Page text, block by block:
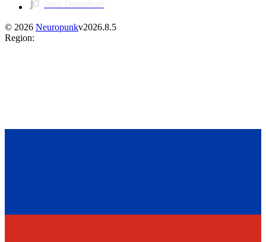
© 2026 Neuropunkv2026.8.5
Region: